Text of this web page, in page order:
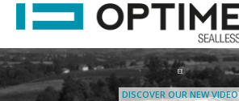
DISCOVER OUR NEW VIDEO